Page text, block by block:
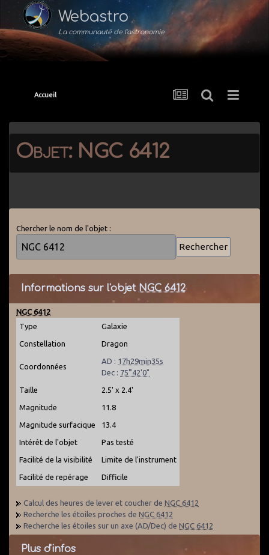
Webastro
La communauté de l'astronomie
Accueil
Objet: NGC 6412
Chercher le nom de l'objet :
Informations sur l'objet NGC 6412
NGC 6412
Type
Galaxie
Constellation Dragon
Coordonnées
AD : 17h29min35s
Dec : 75°42'0"
Taille 2.5' x 2.4'
Magnitude 11.8
Magnitude surfacique 13.4
Intérêt de l'objet Pas testé
Facilité de la visibilité Limite de l'instrument
Facilité de repérage Difficile
Calcul des heures de lever et coucher de NGC 6412
Recherche les étoiles proches de NGC 6412
Recherche les étoiles sur un axe (AD/Dec) de NGC 6412
Plus d'infos